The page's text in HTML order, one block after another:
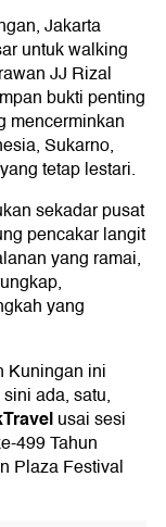
Jakarta
untuk walking
JJ Rizal
bukti penting
mencerminkan
Sukarno,
tetap lestari.
sekadar pusat
pencakar langit
yang ramai,
yang
Kuningan ini
ada, satu,
usai sesi
499 Tahun
Plaza Festival